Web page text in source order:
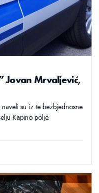
Jovan Mrvaljević,
su iz te bezbjednosne
Kapino polje.